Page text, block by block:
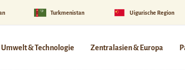
Turkmenistan Uigurische Region
Umwelt & Technologie Zentralasien & Europa